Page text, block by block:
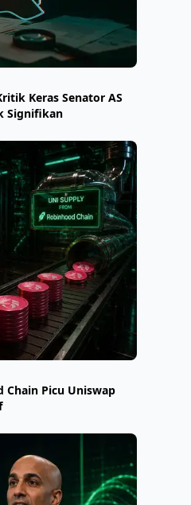
Keras Senator AS
Signifikan
Chain Picu Uniswap